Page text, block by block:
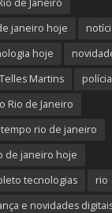
de Janeiro
janeiro hoje
hoje
Martins
Rio de Janeiro
rio de janeiro
de janeiro hoje
tecnologias
rio
e novidades